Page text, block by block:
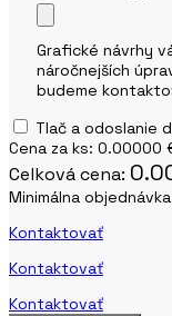
Grafické návrhy
náročnejších
budeme
Tlač a odoslanie
Cena za ks: 0.00000
Celková cena:
Minimálna
Kontaktovať
Kontaktovať
Kontaktovať